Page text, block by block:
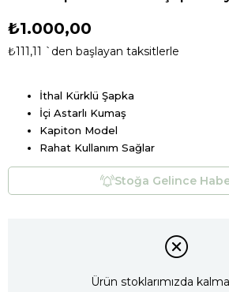
₺1.000,00
₺111,11 `den başlayan taksitlerle
İthal Kürklü Şapka
İçi Astarlı Kumaş
Kapiton Model
Rahat Kullanım Sağlar
Stoğa Gelince
Ürün stoklarımızda